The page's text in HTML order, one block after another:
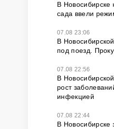
В Новосибирске
сада ввели
07.08 23:06
В
под поезд.
07.08 22:56
В
рост
инфекцией
07.08 22:44
В Новосибирске